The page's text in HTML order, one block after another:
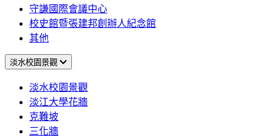
守謙國際會議中心
校史館暨張建邦創辦人紀念館
其他
淡水校園景觀
淡水校園景觀
淡江大學花牆
克難坡
三化牆